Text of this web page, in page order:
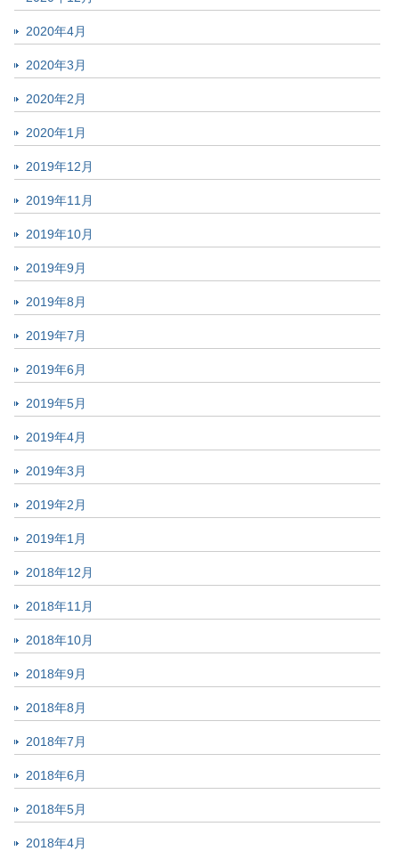
2020年4月
2020年3月
2020年2月
2020年1月
2019年12月
2019年11月
2019年10月
2019年9月
2019年8月
2019年7月
2019年6月
2019年5月
2019年4月
2019年3月
2019年2月
2019年1月
2018年12月
2018年11月
2018年10月
2018年9月
2018年8月
2018年7月
2018年6月
2018年5月
2018年4月